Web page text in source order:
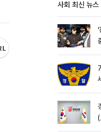
사회 최신 뉴스
'